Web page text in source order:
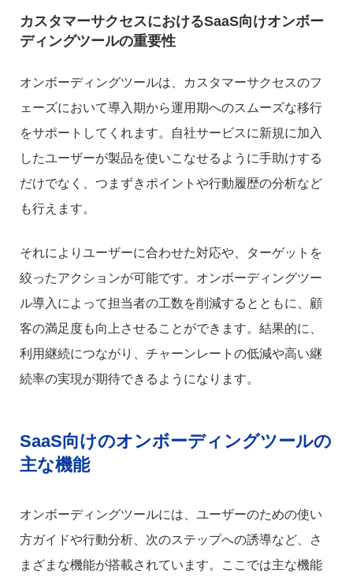
カスタマーサクセスにおけるSaaS向けオンボー
ディングツールの重要性
オンボーディングツールは、カスタマーサクセスのフ
ェーズにおいて導入期から運用期へのスムーズな移行
をサポートしてくれます。自社サービスに新規に加入
したユーザーが製品を使いこなせるように手助けする
だけでなく、つまずきポイントや行動履歴の分析など
も行えます。
それによりユーザーに合わせた対応や、ターゲットを
絞ったアクションが可能です。オンボーディングツー
ル導入によって担当者の工数を削減するとともに、顧
客の満足度も向上させることができます。結果的に、
利用継続につながり、チャーンレートの低減や高い継
続率の実現が期待できるようになります。
SaaS向けのオンボーディングツールの
主な機能
オンボーディングツールには、ユーザーのための使い
方ガイドや行動分析、次のステップへの誘導など、さ
まざまな機能が搭載されています。ここでは主な機能